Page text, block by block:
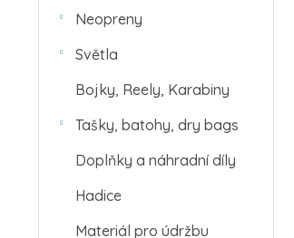
Neopreny
Světla
Bojky, Reely, Karabiny
Tašky, batohy, dry bags
Doplňky a náhradní díly
Hadice
Materiál pro údržbu